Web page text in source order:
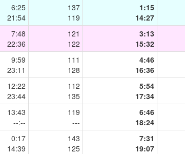
6:25
21:54
137
119
1:15
14:27
7:48
22:36
121
122
3:13
15:32
9:59
23:11
111
128
4:46
16:36
12:22
23:44
112
135
5:54
17:34
13:43
--:--
119
---
6:46
18:24
0:17
14:39
143
125
7:31
19:07